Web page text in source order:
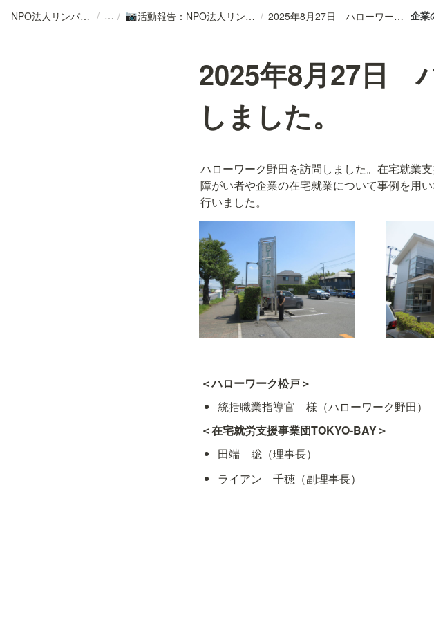
NPO法人リンパカフェ / / 📷 活動報告：NPO法人リンパカフェ / 2025年8月27日 ハローワーク野田を訪問しました。 企業
2025年8月27日
しました。
ハローワーク野田を訪問しました。在宅就業
障がい者や企業の在宅就業について事例を用
行いました。
＜ハローワーク松戸＞
統括職業指導官　様（ハローワーク野田）
＜在宅就労支援事業団TOKYO-BAY＞
田端　聡（理事長）
ライアン　千穂（副理事長）